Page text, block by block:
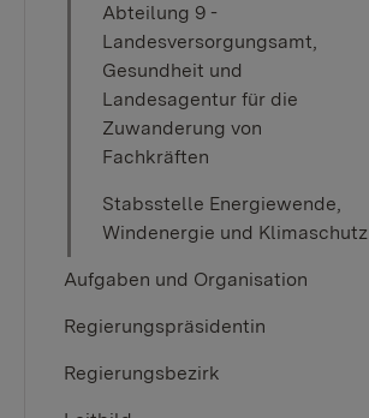
Abteilung 9 -
Landesversorgungsamt,
Gesundheit und
Landesagentur für die
Zuwanderung von
Fachkräften
Stabsstelle Energiewende,
Windenergie und Klimaschutz
Aufgaben und Organisation
Regierungspräsidentin
Regierungsbezirk